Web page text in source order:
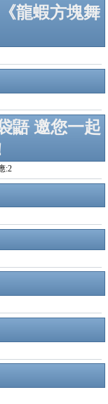
龍蝦方塊舞
鼯 邀您一起
:2